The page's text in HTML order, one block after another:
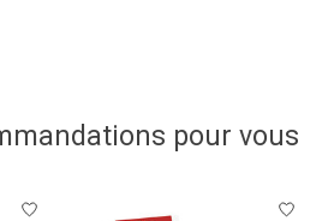
pour vous
de produits